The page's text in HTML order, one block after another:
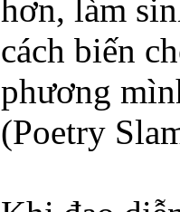
hơn, làm
cách biến
phương
(Poetry